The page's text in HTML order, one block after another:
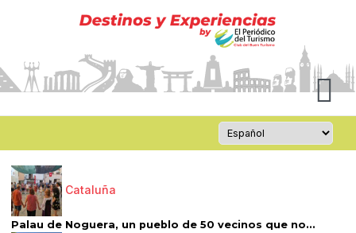
Cataluña
Palau de Noguera, un pueblo de 50 vecinos que no...